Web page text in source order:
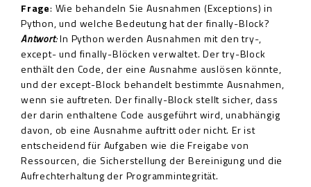
Frage: Wie behandeln Sie Ausnahmen (Exceptions) in
Python, und welche Bedeutung hat der finally-Block?
Antwort:In Python werden Ausnahmen mit den try-,
except- und finally-Blöcken verwaltet. Der try-Block
enthält den Code, der eine Ausnahme auslösen könnte,
und der except-Block behandelt bestimmte Ausnahmen,
wenn sie auftreten. Der finally-Block stellt sicher, dass
der darin enthaltene Code ausgeführt wird, unabhängig
davon, ob eine Ausnahme auftritt oder nicht. Er ist
entscheidend für Aufgaben wie die Freigabe von
Ressourcen, die Sicherstellung der Bereinigung und die
Aufrechterhaltung der Programmintegrität.